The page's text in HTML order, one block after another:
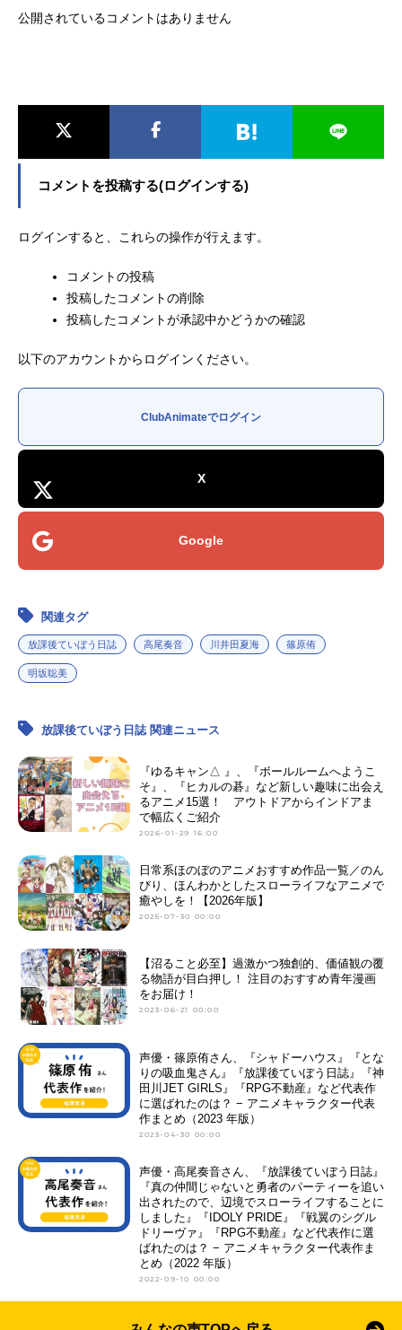
公開されているコメントはありません
コメントを投稿する(ログインする)
ログインすると、これらの操作が行えます。
コメントの投稿
投稿したコメントの削除
投稿したコメントが承認中かどうかの確認
以下のアカウントからログインください。
ClubAnimateでログイン
X
Google
関連タグ
放課後ていぼう日誌 高尾奏音 川井田夏海 篠原侑
明坂聡美
放課後ていぼう日誌 関連ニュース
『ゆるキャン△ 』、『ボールルームへようこ
そ』、『ヒカルの碁』など新しい趣味に出会え
るアニメ15選！ アウトドアからインドアま
で幅広くご紹介
2026-01-29 16:00
日常系ほのぼのアニメおすすめ作品一覧／のん
びり、ほんわかとしたスローライフなアニメで
癒やしを！【2026年版】
2025-07-30 00:00
【沼ること必至】過激かつ独創的、価値観の覆
る物語が目白押し！ 注目のおすすめ青年漫画
をお届け！
2023-06-21 00:00
声優・篠原侑さん、『シャドーハウス』『とな
りの吸血鬼さん』『放課後ていぼう日誌』『神
田川JET GIRLS』『RPG不動産』など代表作
に選ばれたのは？ − アニメキャラクター代表
作まとめ（2023 年版）
2023-04-30 00:00
声優・高尾奏音さん、『放課後ていぼう日誌』
『真の仲間じゃないと勇者のパーティーを追い
出されたので、辺境でスローライフすることに
しました』『IDOLY PRIDE』『戦翼のシグル
ドリーヴァ』『RPG不動産』など代表作に選
ばれたのは？ − アニメキャラクター代表作ま
とめ（2022 年版）
2022-09-10 00:00